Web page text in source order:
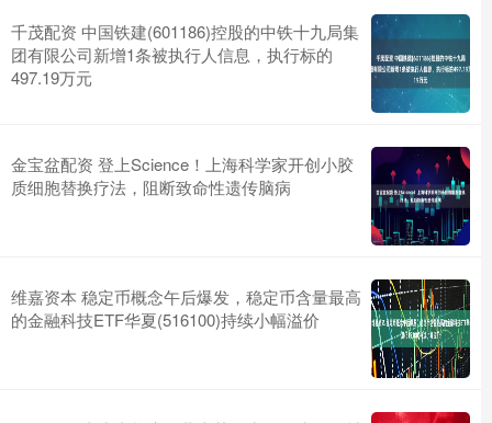
千茂配资 中国铁建(601186)控股的中铁十九局集
团有限公司新增1条被执行人信息，执行标的
497.19万元
金宝盆配资 登上Science！上海科学家开创小胶
质细胞替换疗法，阻断致命性遗传脑病
维嘉资本 稳定币概念午后爆发，稳定币含量最高
的金融科技ETF华夏(516100)持续小幅溢价